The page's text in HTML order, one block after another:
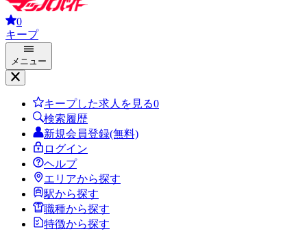
0
キープ
メニュー
キープした求人を見る0
検索履歴
新規会員登録(無料)
ログイン
ヘルプ
エリアから探す
駅から探す
職種から探す
特徴から探す